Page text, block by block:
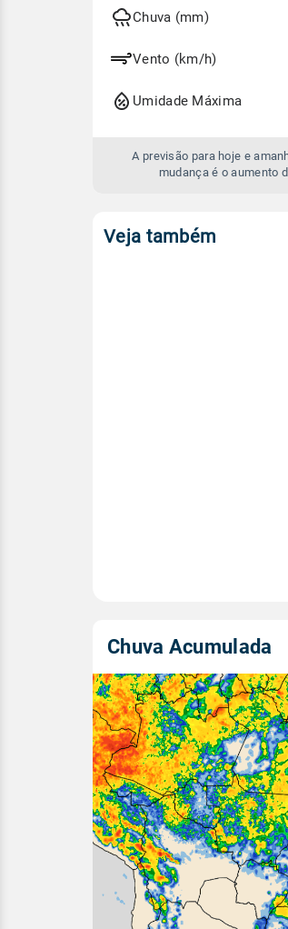
amanhã
Chuva (mm)
Vento (km/h)
Umidade Máxima
A previsão para hoje e
mudança é o aumento
Veja também
Chuva Acumulada